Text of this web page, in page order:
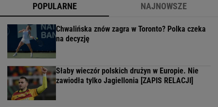
POPULARNE NAJNOWSZE
Chwalińska znów zagra w Toronto? Polka czeka
na decyzję
Słaby wieczór polskich drużyn w Europie. Nie
zawiodła tylko Jagiellonia [ZAPIS RELACJI]